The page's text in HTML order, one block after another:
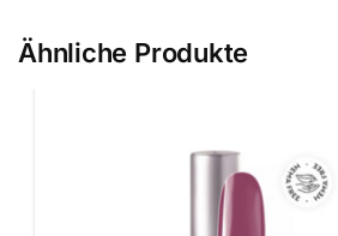
Ähnliche Produkte